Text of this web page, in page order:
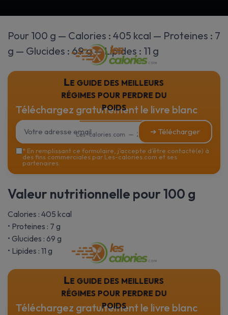
Pour 100 g — Calories : 405 kcal — Proteines : 7
g — Glucides : 69 g — Lipides : 11 g
Le guide des meilleurs
régimes pour perdre du
poids
Les-calories.com — 2026
Téléchargez gratuitement le livre blanc
➔ Télécharger
* En remplissant ce formulaire, j’accepte d’être contacté(e) à
des fins commerciales par Les-calories.com et ses
partenaires.
Valeur nutritionnelle pour 100 g
Calories : 405 kcal
• Proteines : 7 g
• Glucides : 69 g
• Lipides : 11 g
Le guide des meilleurs
régimes pour perdre du
poids
Téléchargez gratuitement le livre blanc